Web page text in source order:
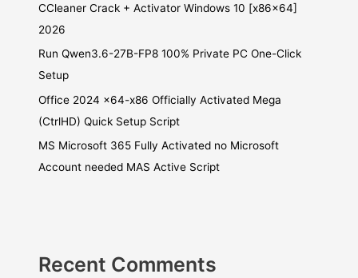
CCleaner Crack + Activator Windows 10 [x86x64]
2026
Run Qwen3.6-27B-FP8 100% Private PC One-Click
Setup
Office 2024 x64-x86 Officially Activated Mega
(CtrlHD) Quick Setup Script
MS Microsoft 365 Fully Activated no Microsoft
Account needed MAS Active Script
Recent Comments